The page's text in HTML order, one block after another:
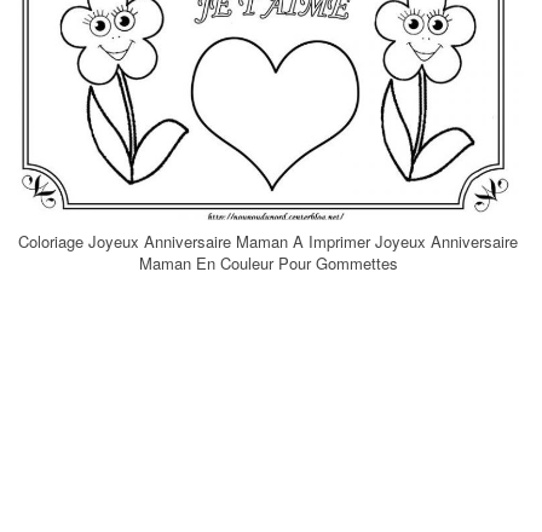
Coloriage Joyeux Anniversaire Maman A Imprimer Joyeux Anniversaire
Maman En Couleur Pour Gommettes